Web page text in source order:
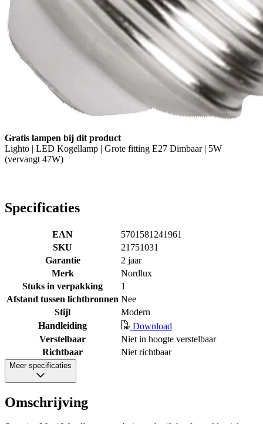
Gratis lampen bij dit product
Lighto | LED Kogellamp | Grote fitting E27 Dimbaar | 5W
(vervangt 47W)
Specificaties
EAN
5701581241961
SKU
21751031
Garantie
2 jaar
Merk
Nordlux
Stuks in verpakking
1
Afstand tussen lichtbronnen Nee
Stijl
Modern
Handleiding
Download
Verstelbaar
Niet in hoogte verstelbaar
Richtbaar
Niet richtbaar
Meer specificaties
Omschrijving